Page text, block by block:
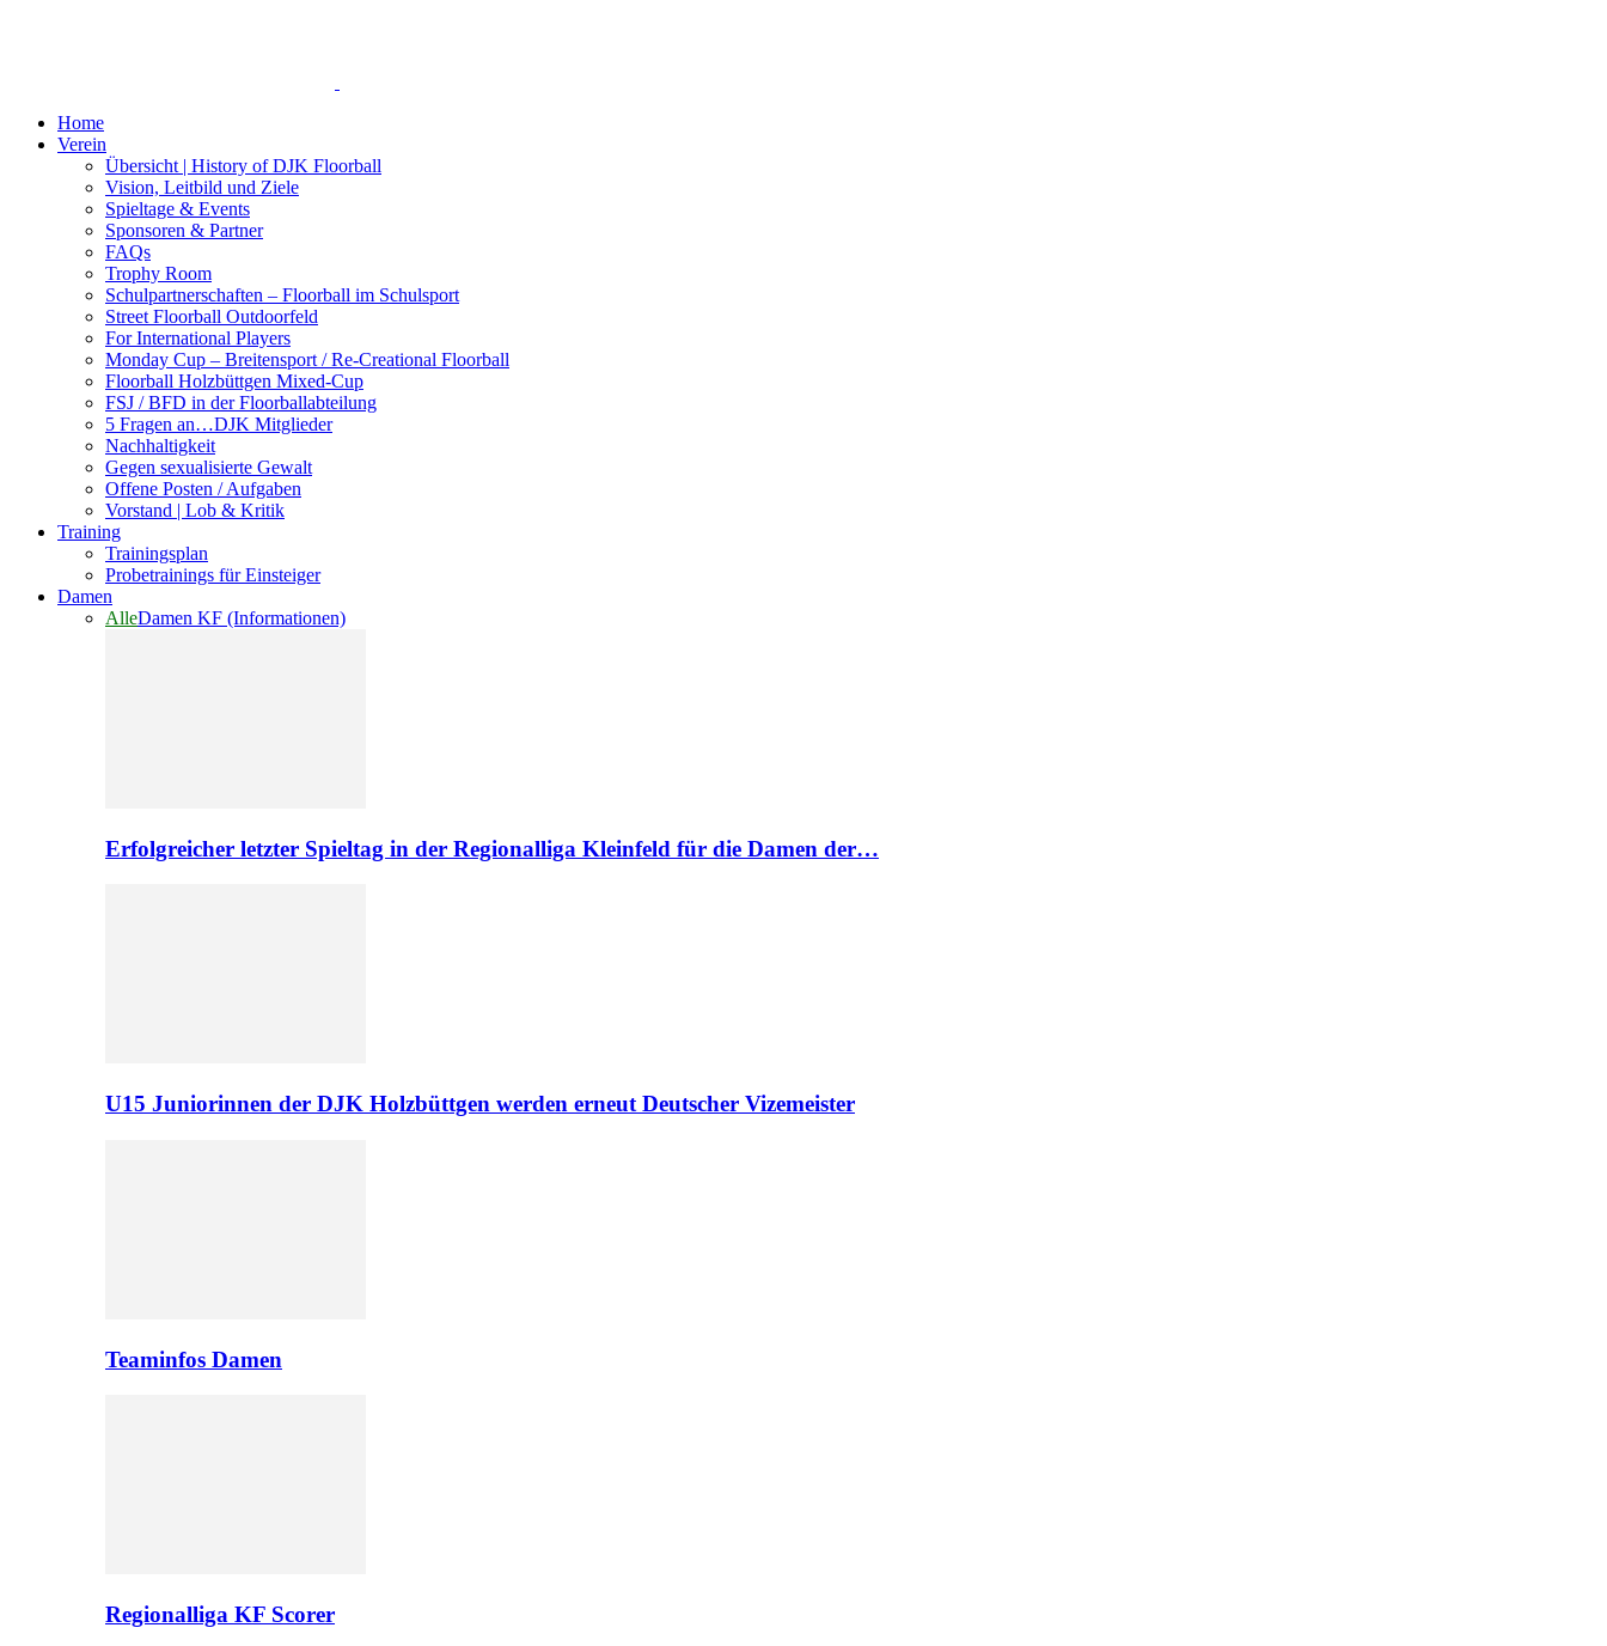
Home
Verein
Übersicht | History of DJK Floorball
Vision, Leitbild und Ziele
Spieltage & Events
Sponsoren & Partner
FAQs
Trophy Room
Schulpartnerschaften – Floorball im Schulsport
Street Floorball Outdoorfeld
For International Players
Monday Cup – Breitensport / Re-Creational Floorball
Floorball Holzbüttgen Mixed-Cup
FSJ / BFD in der Floorballabteilung
5 Fragen an…DJK Mitglieder
Nachhaltigkeit
Gegen sexualisierte Gewalt
Offene Posten / Aufgaben
Vorstand | Lob & Kritik
Training
Trainingsplan
Probetrainings für Einsteiger
Damen
AlleDamen KF (Informationen)
Erfolgreicher letzter Spieltag in der Regionalliga Kleinfeld für die Damen der…
U15 Juniorinnen der DJK Holzbüttgen werden erneut Deutscher Vizemeister
Teaminfos Damen
Regionalliga KF Scorer